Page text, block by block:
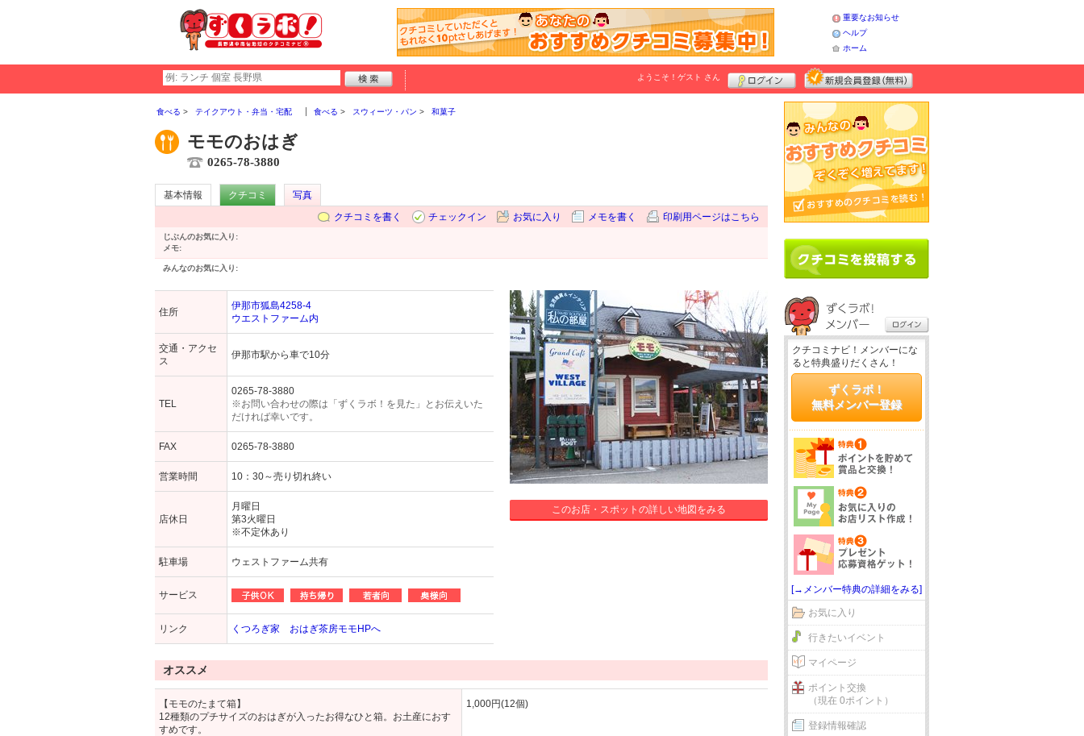
重要なお知らせ
ヘルプ
ホーム
ようこそ！ ゲスト さん
食べる テイクアウト・弁当・宅配 食べる スウィーツ・パン 和菓子
モモのおはぎ
0265-78-3880
基本情報 クチコミ
写真
クチコミを書く
チェックイン お気に入り メモを書く 印刷用ページはこちら
じぶんのお気に入り:
メモ:
みんなのお気に入り:
住所
伊那市狐島4258-4
ウエストファーム内
交通・アクセ
ス
伊那市駅から車で10分
TEL
0265-78-3880
※お問い合わせの際は「ずくラボ！を見た」とお伝えいた
だければ幸いです。
FAX 0265-78-3880
営業時間 10：30～売り切れ終い
店休日
月曜日
第3火曜日
※不定休あり
駐車場 ウェストファーム共有
サービス
リンク くつろぎ家 おはぎ茶房モモHPへ
このお店・スポットの詳しい地図をみる
オススメ
【モモのたまて箱】
12種類のプチサイズのおはぎが入ったお得なひと箱。お土産におす
すめです。
1,000円(12個)
クチコミナビ！メンバーにな
ると特典盛りだくさん！
ずくラボ！
無料メンバー登録
[→メンバー特典の詳細をみる]
お気に入り
行きたいイベント
マイページ
ポイント交換
（現在 0ポイント）
登録情報確認